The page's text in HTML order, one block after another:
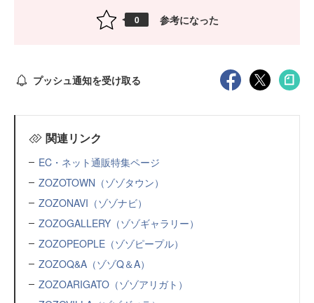
0 参考になった
プッシュ通知を受け取る
関連リンク
EC・ネット通販特集ページ
ZOZOTOWN（ゾゾタウン）
ZOZONAVI（ゾゾナビ）
ZOZOGALLERY（ゾゾギャラリー）
ZOZOPEOPLE（ゾゾピープル）
ZOZOQ&A（ゾゾQ＆A）
ZOZOARIGATO（ゾゾアリガト）